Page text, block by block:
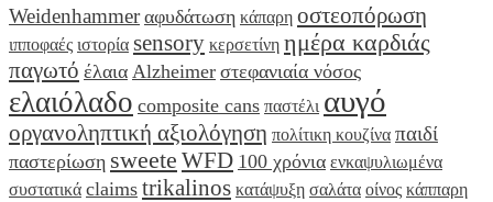
Weidenhammer αφυδάτωση κάπαρη οστεοπόρωση
ιπποφαές ιστορία sensory κερσετίνη ημέρα καρδιάς
παγωτό έλαια Alzheimer στεφανιαία νόσος
ελαιόλαδο composite cans παστέλι αυγό
οργανοληπτική αξιολόγηση πολίτικη κουζίνα παιδί
παστερίωση sweete WFD 100 χρόνια ενκαψυλιωμένα
συστατικά claims trikalinos κατάψυξη σαλάτα οίνος κάππαρη